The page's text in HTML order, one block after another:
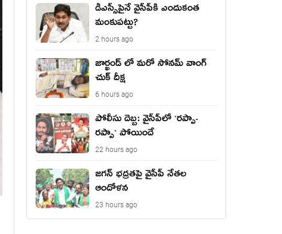
డీఎస్సీపైనే వైసీపీకి ఎందుకంత
మంకుపట్టు?
2 hours ago
జార్ఖండ్ లో మరో సోనమ్ వాంగ్
చుక్ దీక్ష
6 hours ago
పోలీసు దెబ్బ: వైసీపీలో `ర‌ప్పా-
ర‌ప్పా` పోయిందే
22 hours ago
జ‌గ‌న్ భద్రతపై వైసీపీ నేతల
ఆందోళన
23 hours ago